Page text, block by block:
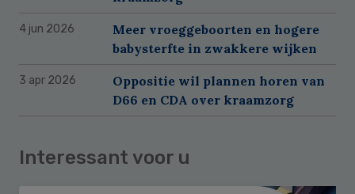
4 jun 2026
Meer vroeggeboorten en hogere
babysterfte in zwakkere wijken
3 apr 2026
Oppositie wil plannen horen van
D66 en CDA over kraamzorg
Interessant voor u